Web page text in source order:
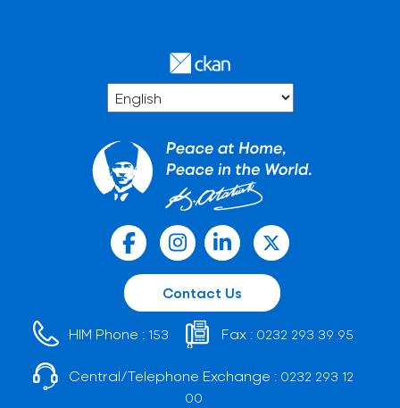
Contact Us
HIM Phone : 153 Fax : 0232 293 39 95
Central/Telephone Exchange : 0232 293 12
00